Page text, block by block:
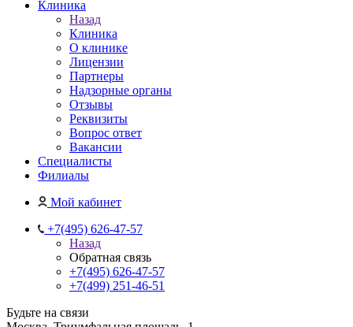
Клиника
Назад
Клиника
О клинике
Лицензии
Партнеры
Надзорные органы
Отзывы
Реквизиты
Вопрос ответ
Вакансии
Специалисты
Филиалы
Мой кабинет
+7(495) 626-47-57
Назад
Обратная связь
+7(495) 626-47-57
+7(499) 251-46-51
Будьте на связи